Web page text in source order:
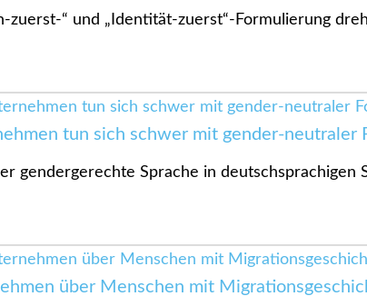
zuerst-“ und „Identität-zuerst“-Formulierung
tun sich schwer mit gender-neutraler
gendergerechte Sprache in deutschsprachigen
über Menschen mit